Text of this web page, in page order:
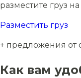
разместите груз
Разместить груз
+ предложения от
Как вам